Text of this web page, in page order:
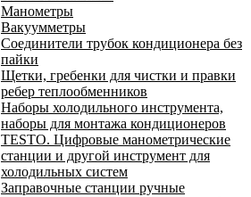
Манометры
Вакуумметры
Соединители трубок кондиционера без
пайки
Щетки, гребенки для чистки и правки
ребер теплообменников
Наборы холодильного инструмента,
наборы для монтажа кондиционеров
TESTO. Цифровые манометрические
станции и другой инструмент для
холодильных систем
Заправочные станции ручные